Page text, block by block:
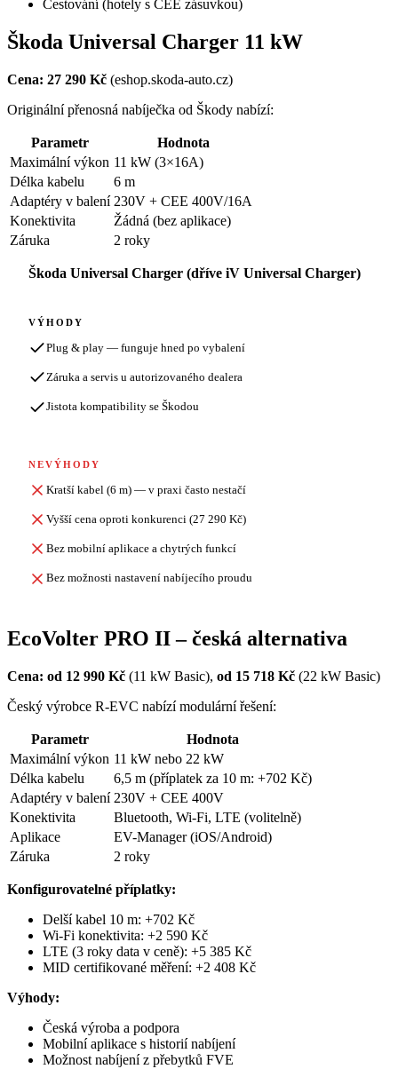
Cestování (hotely s CEE zásuvkou)
Škoda Universal Charger 11 kW
Cena: 27 290 Kč (eshop.skoda-auto.cz)
Originální přenosná nabíječka od Škody nabízí:
Parametr
Hodnota
Maximální výkon 11 kW (3×16A)
Délka kabelu
6 m
Adaptéry v balení 230V + CEE 400V/16A
Konektivita
Žádná (bez aplikace)
Záruka
2 roky
Škoda Universal Charger (dříve iV Universal Charger)
VÝHODY
Plug & play — funguje hned po vybalení
Záruka a servis u autorizovaného dealera
Jistota kompatibility se Škodou
NEVÝHODY
Kratší kabel (6 m) — v praxi často nestačí
Vyšší cena oproti konkurenci (27 290 Kč)
Bez mobilní aplikace a chytrých funkcí
Bez možnosti nastavení nabíjecího proudu
EcoVolter PRO II – česká alternativa
Cena: od 12 990 Kč (11 kW Basic), od 15 718 Kč (22 kW Basic)
Český výrobce R-EVC nabízí modulární řešení:
Parametr
Hodnota
Maximální výkon 11 kW nebo 22 kW
Délka kabelu
6,5 m (příplatek za 10 m: +702 Kč)
Adaptéry v balení 230V + CEE 400V
Konektivita
Bluetooth, Wi-Fi, LTE (volitelně)
Aplikace
EV-Manager (iOS/Android)
Záruka
2 roky
Konfigurovatelné příplatky:
Delší kabel 10 m: +702 Kč
Wi-Fi konektivita: +2 590 Kč
LTE (3 roky data v ceně): +5 385 Kč
MID certifikované měření: +2 408 Kč
Výhody:
Česká výroba a podpora
Mobilní aplikace s historií nabíjení
Možnost nabíjení z přebytků FVE